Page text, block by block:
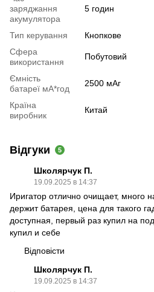
заряджання
акумулятора
5 годин
Тип керування
Кнопкове
Сфера
використання
Побутовий
Ємність
батареї мА*год
2500 мАг
Країна
виробник
Китай
Відгуки 5
Школярчук П.
19.09.2025 в 14:37
Иригатор отлично очищает, много
держит батарея, цена для такого
доступная, первый раз купил на
купил и себе
Відповісти
Школярчук П.
19.09.2025 в 14:37